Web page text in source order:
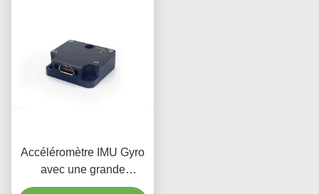
Accéléromètre IMU Gyro
avec une grande
adaptabilité